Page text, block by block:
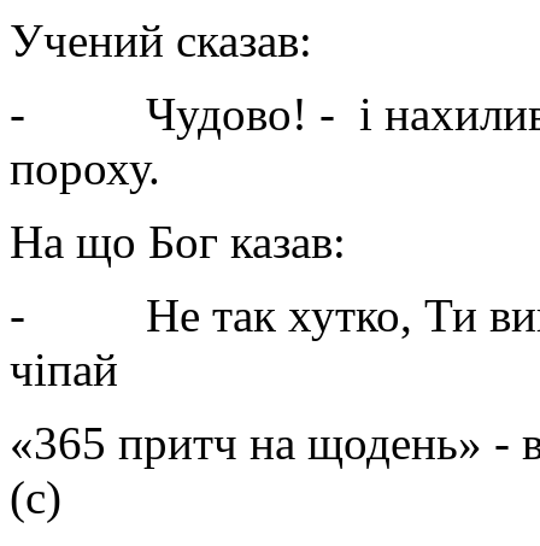
Учений сказав:
- Чудово! - і
пороху.
На що Бог казав:
- Не так хутко, Ти
чіпай
«365 притч на щодень» -
(с)